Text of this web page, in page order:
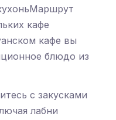
кафе
кафе вы
блюдо из
с закусками
лабни